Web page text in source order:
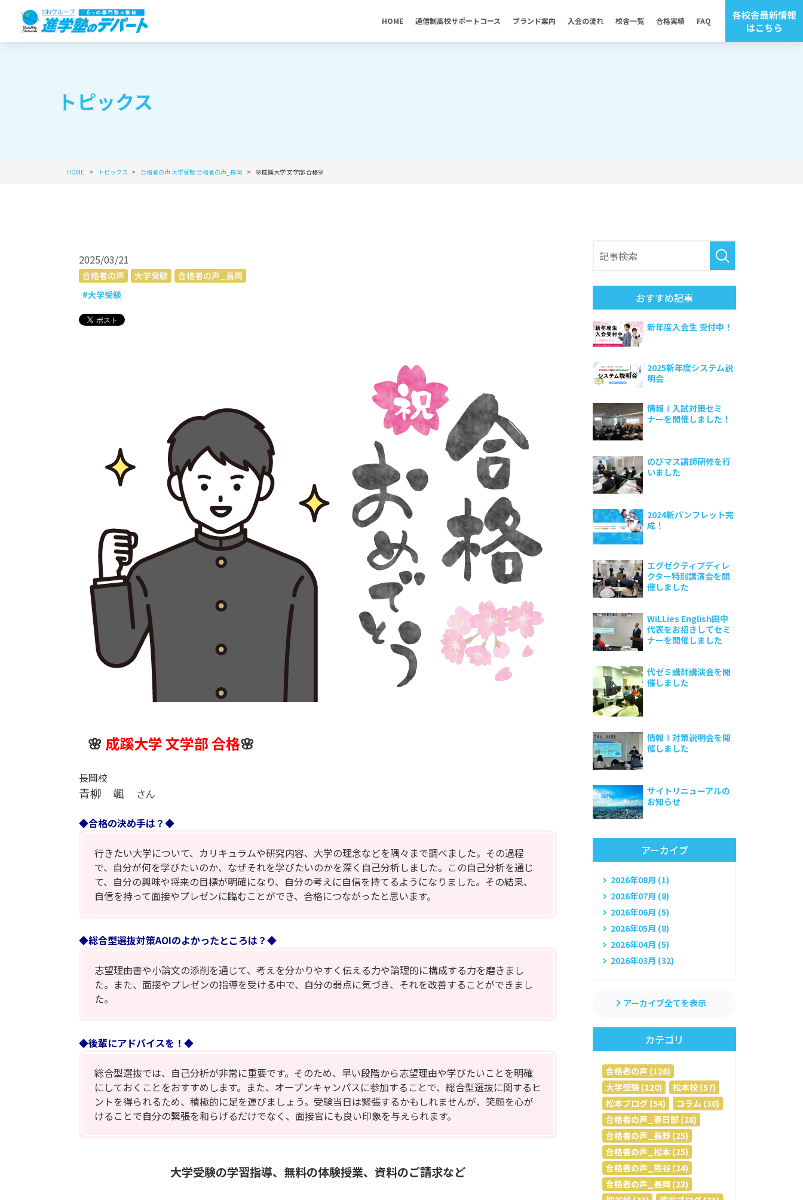
HOME 通信制高校サポートコース ブランド案内 入会の流れ 校舎一覧 合格実績 FAQ
トピックス
HOME トピックス 合格者の声 大学受験合格者の声_長岡 🌸成蹊大学 文学部 合格🌸
2025/03/21
合格者の声 大学受験
合格者の声_長岡
#大学受験
🌸 成蹊大学 文学部 合格🌸
長岡校
青柳 颯 さん
◆合格の決め手は？◆
行きたい大学について、カリキュラムや研究内容、大学の理念などを隅々まで調べました。その過程
で、自分が何を学びたいのか、なぜそれを学びたいのかを深く自己分析しました。この自己分析を通じ
て、自分の興味や将来の目標が明確になり、自分の考えに自信を持てるようになりました。その結果、
自信を持って面接やプレゼンに臨むことができ、合格につながったと思います。
◆総合型選抜対策AOIのよかったところは？◆
志望理由書や小論文の添削を通じて、考えを分かりやすく伝える力や論理的に構成する力を磨きまし
た。また、面接やプレゼンの指導を受ける中で、自分の弱点に気づき、それを改善することができまし
た。
◆後輩にアドバイスを！◆
総合型選抜では、自己分析が非常に重要です。そのため、早い段階から志望理由や学びたいことを明確
にしておくことをおすすめします。また、オープンキャンパスに参加することで、総合型選抜に関するヒ
ントを得られるため、積極的に足を運びましょう。受験当日は緊張するかもしれませんが、笑顔を心が
けることで自分の緊張を和らげるだけでなく、面接官にも良い印象を与えられます。
大学受験の学習指導、無料の体験授業、資料のご請求など
おすすめ記事
新年度入会生 受付中！
2025新年度システム説
明会
情報Ⅰ入試対策セミ
ナーを開催しました！
のびマス講師研修を行
いました
2024新パンフレット完
成！
エグゼクティブディレ
クター特別講演会を開
催しました
WiLLies English田中
代表をお招きしてセミ
ナーを開催しました
代ゼミ講師講演会を開
催しました
情報Ⅰ対策説明会を開
催しました
サイトリニューアルの
お知らせ
アーカイブ
2026年08月 (1)
2026年07月 (8)
2026年06月 (5)
2026年05月 (8)
2026年04月 (5)
2026年03月 (32)
アーカイブ全てを表示
カテゴリ
合格者の声 (126)
大学受験 (120)
松本校 (57)
松本ブログ (54)
コラム (30)
合格者の声_春日部 (28)
合格者の声_長野 (25)
合格者の声_松本 (25)
合格者の声_熊谷 (24)
合格者の声_長岡 (23)